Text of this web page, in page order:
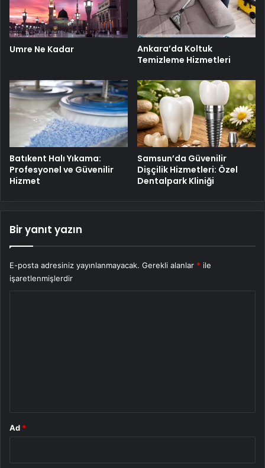
Umre Ne Kadar
Ankara’da Koltuk
Temizleme Hizmetleri
Batıkent Halı Yıkama:
Profesyonel ve Güvenilir
Hizmet
Samsun’da Güvenilir
Dişçilik Hizmetleri: Özel
Dentalpark Kliniği
Bir yanıt yazın
E-posta adresiniz yayınlanmayacak. Gerekli alanlar * ile
işaretlenmişlerdir
Ad *